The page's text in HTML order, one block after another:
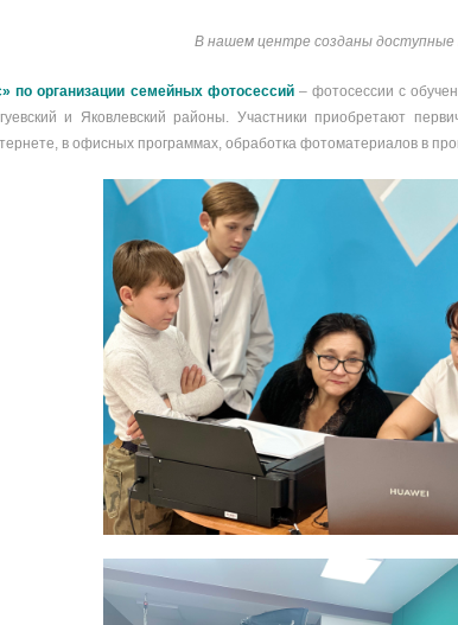
В нашем центре созданы
по организации семейных фотосессий– фотосессии с
и Яковлевский районы. Участники приобретают
в офисных программах, обработка фотоматериалов в